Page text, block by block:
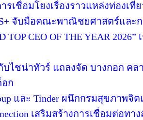
รเชื่อมโยงเรื่องราวแหล่งท่องเที่
จับมือคณะพาณิชยศาสตร์และ
TOP CEO OF THE YEAR
บไชน่าทัวร์ แถลงจัด บางกอก ค
ก
และ Tinder ผนึกกรมสุขภาพ
เสริมสร้างการเชื่อมต่อท